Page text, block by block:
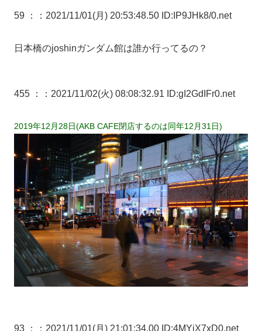
59 ： ：2021/11/01(月) 20:53:48.50 ID:IP9JHk8/0.net
日本橋のjoshinガンダム館は誰か行ってるの？
455 ： ：2021/11/02(火) 08:08:32.91 ID:gI2GdIFr0.net
2019年12月28日(AKB CAFE閉店するのは同年12月31日)
93 ： ：2021/11/01(月) 21:01:34.00 ID:4MYjX7xD0.net